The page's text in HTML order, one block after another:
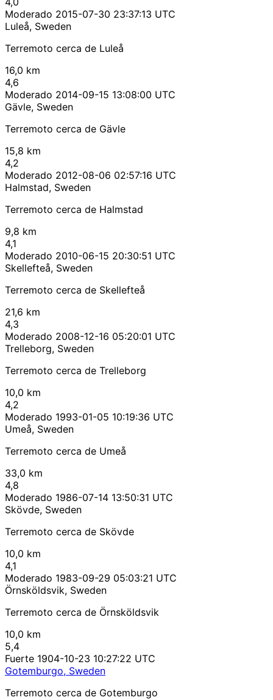
Moderado 2015-07-30 23:37:13 UTC
Luleå, Sweden
Terremoto cerca de Luleå
16,0 km
4,6
Moderado 2014-09-15 13:08:00 UTC
Gävle, Sweden
Terremoto cerca de Gävle
15,8 km
4,2
Moderado 2012-08-06 02:57:16 UTC
Halmstad, Sweden
Terremoto cerca de Halmstad
9,8 km
4,1
Moderado 2010-06-15 20:30:51 UTC
Skellefteå, Sweden
Terremoto cerca de Skellefteå
21,6 km
4,3
Moderado 2008-12-16 05:20:01 UTC
Trelleborg, Sweden
Terremoto cerca de Trelleborg
10,0 km
4,2
Moderado 1993-01-05 10:19:36 UTC
Umeå, Sweden
Terremoto cerca de Umeå
33,0 km
4,8
Moderado 1986-07-14 13:50:31 UTC
Skövde, Sweden
Terremoto cerca de Skövde
10,0 km
4,1
Moderado 1983-09-29 05:03:21 UTC
Örnsköldsvik, Sweden
Terremoto cerca de Örnsköldsvik
10,0 km
5,4
Fuerte 1904-10-23 10:27:22 UTC
Gotemburgo, Sweden
Terremoto cerca de Gotemburgo